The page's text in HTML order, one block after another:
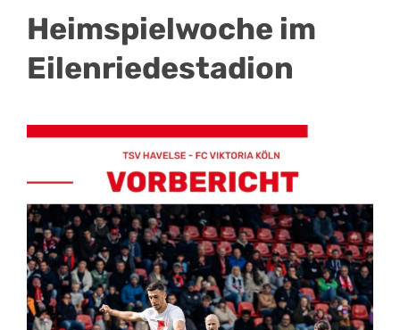
Sparten
Mission Profifußball
Kontakt
Heimspielwoche im
Eilenriedestadion